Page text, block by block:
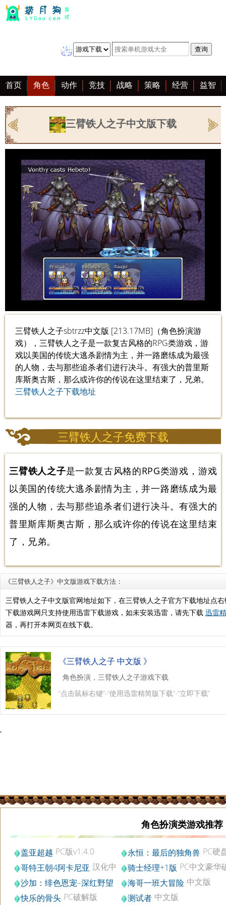
首页 角色 动作 竞技 战略 策略 经营 益智
冒险 棋牌 赛车 音乐 恋爱 单机 大全
三臂铁人之子中文版下载
三臂铁人之子sbtrzz中文版 [213.17MB]（角色扮演游
戏），三臂铁人之子是一款复古风格的RPG类游戏，游
戏以美国的传统大逃杀剧情为主，并一路磨练成为最强
的人物，去与那些追杀者们进行决斗。有强大的普里斯
库斯奥古斯，那么或许你的传说在这里结束了，兄弟。
三臂铁人之子下载地址
三臂铁人之子免费下载
三臂铁人之子是一款复古风格的RPG类游戏，游戏
以美国的传统大逃杀剧情为主，并一路磨练成为最
强的人物，去与那些追杀者们进行决斗。有强大的
普里斯库斯奥古斯，那么或许你的传说在这里结束
了，兄弟。
《三臂铁人之子》中文版游戏下载方法：
三臂铁人之子中文版官网地址如下，在三臂铁人之子官方下载地址点
下载游戏网只支持使用迅雷下载游戏，如未安装迅雷，请先下载 迅雷
器，再打开本网页在线下载。
《三臂铁人之子 中文版 》
角色扮演，三臂铁人之子游戏下载
“点击鼠标右键”-“使用迅雷精简版下载”-“立即下载”
角色扮演类游戏推荐
盖亚超越 PC版v1.4.0 永恒：最后的独角兽 PC硬
版
哥特王朝4阿卡尼亚 汉化中
文破解版
骑士经理+1版 PC中文豪华
解版v.2.24
沙加：绯色恩宠–深红野望
破解版
海哥一班大冒险 中文版
快乐的骨头 PC破解版 测试者 中文版